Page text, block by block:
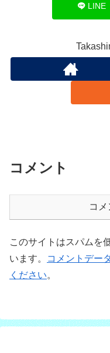
LINE
コメント
コ
このサイトはスパムを
います。
コメントデー
ください。